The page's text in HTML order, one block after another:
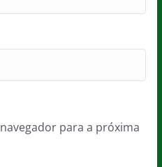
para a próxima